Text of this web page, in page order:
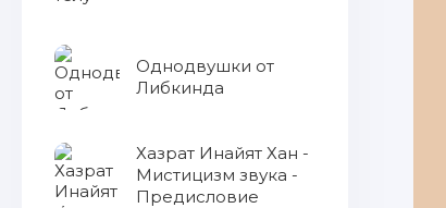
Однодвушки от
Либкинда
Хазрат Инайят Хан -
Мистицизм звука -
Предисловие